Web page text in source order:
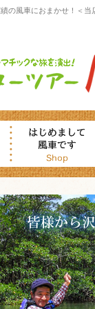
の風車におまかせ！＜